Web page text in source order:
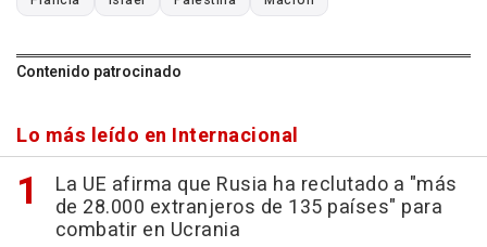
Contenido patrocinado
Lo más leído en Internacional
La UE afirma que Rusia ha reclutado a "más
de 28.000 extranjeros de 135 países" para
combatir en Ucrania